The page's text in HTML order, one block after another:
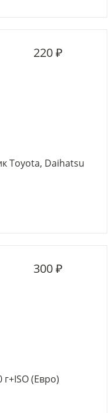
220 ₽
Toyota, Daihatsu
300 ₽
(Евро)